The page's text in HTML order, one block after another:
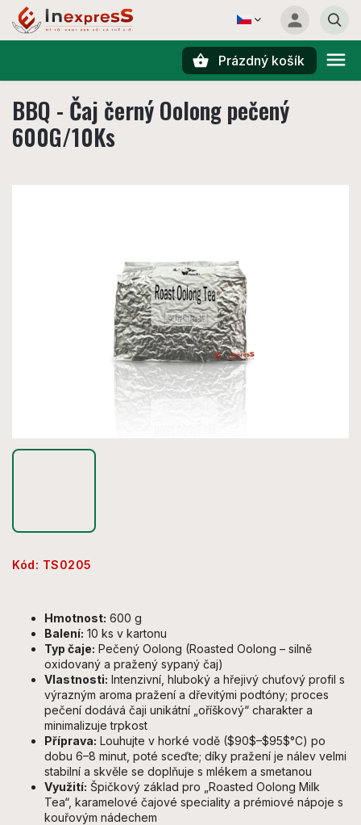
Prázdný košík
BBQ - Čaj černý Oolong pečený
600G/10Ks
Kód: TS0205
Hmotnost: 600 g
Balení: 10 ks v kartonu
Typ čaje: Pečený Oolong (Roasted Oolong – silně
oxidovaný a pražený sypaný čaj)
Vlastnosti: Intenzivní, hluboký a hřejivý chuťový profil s
výrazným aroma pražení a dřevitými podtóny; proces
pečení dodává čaji unikátní „oříškový“ charakter a
minimalizuje trpkost
Příprava: Louhujte v horké vodě ($90$–$95$°C) po
dobu 6–8 minut, poté sceďte; díky pražení je nálev velmi
stabilní a skvěle se doplňuje s mlékem a smetanou
Využití: Špičkový základ pro „Roasted Oolong Milk
Tea“, karamelové čajové speciality a prémiové nápoje s
kouřovým nádechem